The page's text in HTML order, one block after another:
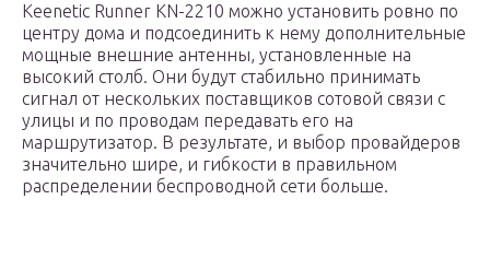
Keenetic Runner KN-2210 можно установить ровно по
центру дома и подсоединить к нему дополнительные
мощные внешние антенны, установленные на
высокий столб. Они будут стабильно принимать
сигнал от нескольких поставщиков сотовой связи с
улицы и по проводам передавать его на
маршрутизатор. В результате, и выбор провайдеров
значительно шире, и гибкости в правильном
распределении беспроводной сети больше.